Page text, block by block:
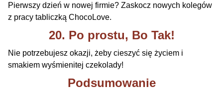
Pierwszy dzień w nowej firmie? Zaskocz nowych kolegów
z pracy tabliczką ChocoLove.
20. Po prostu, Bo Tak!
Nie potrzebujesz okazji, żeby cieszyć się życiem i
smakiem wyśmienitej czekolady!
Podsumowanie